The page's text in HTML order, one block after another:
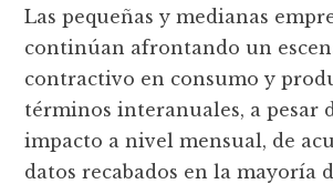
Las pequeñas y medianas
continúan afrontando un
contractivo en consumo y
términos interanuales, a pesar
impacto a nivel mensual, de
datos recabados en la mayoría